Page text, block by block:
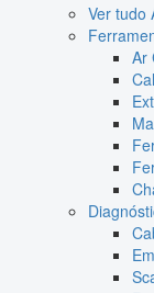
Ver tudo
Ar